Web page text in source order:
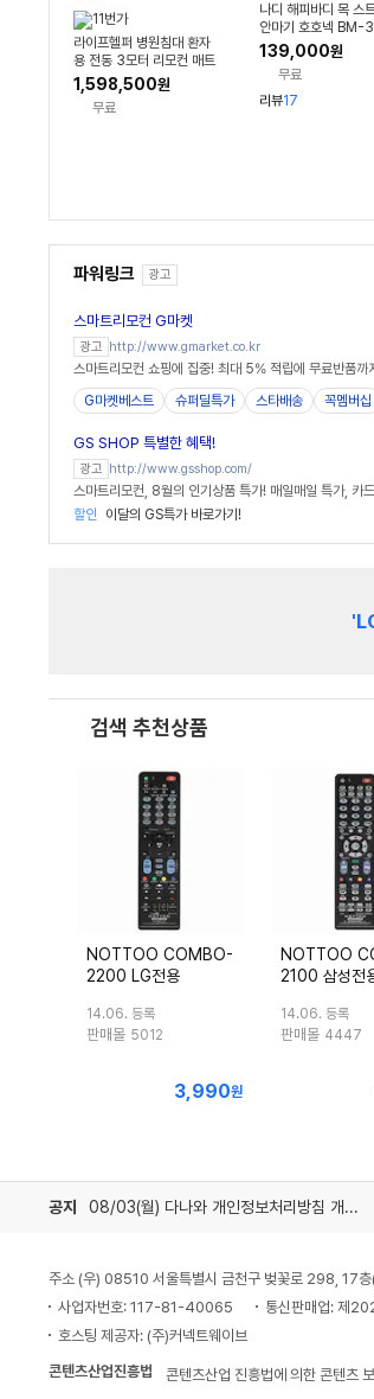
라이프헬퍼 병원침대 환자
용 전동 3모터 리모컨 매트
리스 포함 LH-BED1 제품
179kg 무게의 기술력 침대
1,598,500원
무료
나디 해피바디 목 스
안마기 호호넥 BM-
마사지 어깨
139,000원
무료
리뷰17
파워링크 광고
스마트리모컨 G마켓
광고 http://www.gmarket.co.kr
스마트리모컨 쇼핑에 집중! 최대 5% 적립에 무료반품까
G마켓베스트
슈퍼딜특가 스타배송 꼭멤버십
GS SHOP 특별한 혜택!
광고 http://www.gsshop.com/
스마트리모컨, 8월의 인기상품 특가! 매일매일 특가, 카
할인
이달의 GS특가 바로가기!
검색 추천상품
NOTTOO COMBO-
2200 LG전용
14.06. 등록
판매몰 5012
최
3,990원
NOTTOO
2100 삼성전
14.06. 등록
판매몰 4447
공지 08/03(월) 다나와 개인정보처리방침 개정 안내
주소 (우) 08510 서울특별시 금천구 벚꽃로 298, 17층
사업자번호: 117-81-40065
통신판매업: 제
호스팅 제공자: (주)커넥트웨이브
콘텐츠산업진흥법
콘텐츠산업 진흥법에 의한 콘텐츠